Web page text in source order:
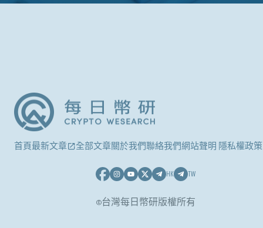
首頁最新文章 全部文章關於我們聯絡我們網站聲明 隱私權政策
HK TW
©台灣每日幣研版權所有